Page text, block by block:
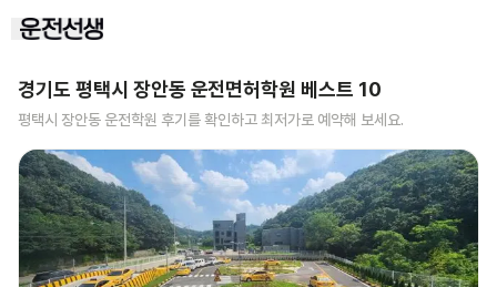
경기도 평택시 장안동 운전면허학원 베스트 10
평택시 장안동 운전학원 후기를 확인하고 최저가로 예약해 보세요.